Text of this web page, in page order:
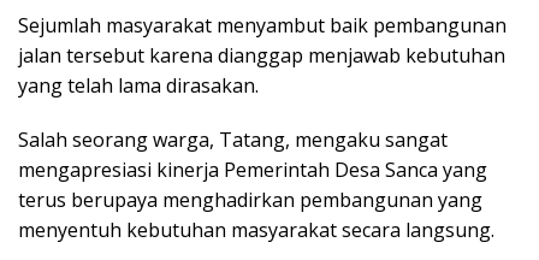
Sejumlah masyarakat menyambut baik pembangunan
jalan tersebut karena dianggap menjawab kebutuhan
yang telah lama dirasakan.
‎Salah seorang warga, Tatang, mengaku sangat
mengapresiasi kinerja Pemerintah Desa Sanca yang
terus berupaya menghadirkan pembangunan yang
menyentuh kebutuhan masyarakat secara langsung.